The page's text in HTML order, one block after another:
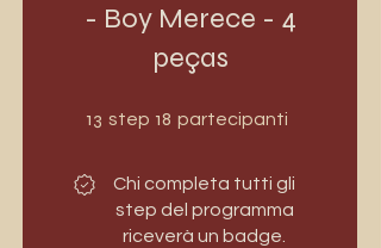
- Boy Merece - 4
peças
13 step 13 step
18 partecipanti
Chi completa tutti gli
step del programma
riceverà un badge.